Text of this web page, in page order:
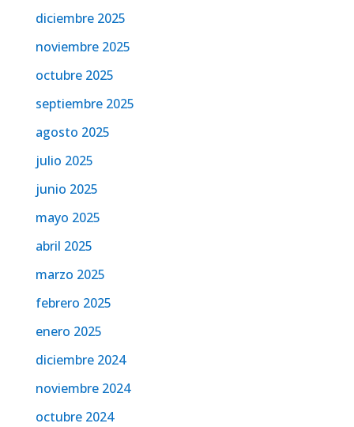
diciembre 2025
noviembre 2025
octubre 2025
septiembre 2025
agosto 2025
julio 2025
junio 2025
mayo 2025
abril 2025
marzo 2025
febrero 2025
enero 2025
diciembre 2024
noviembre 2024
octubre 2024